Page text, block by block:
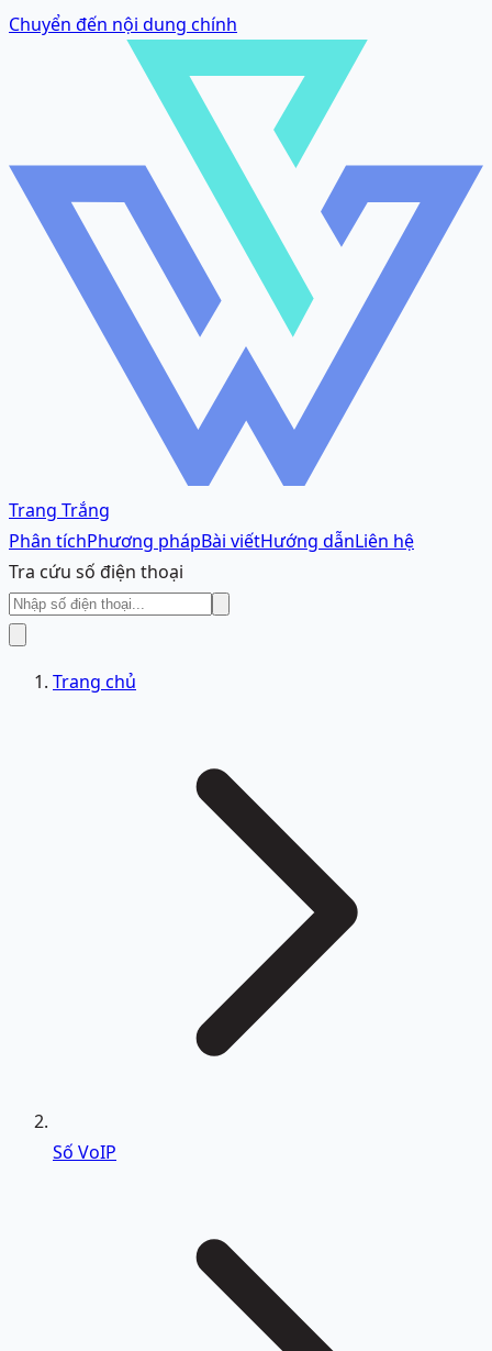
Chuyển đến nội dung chính
Trang Trắng
Phân tíchPhương phápBài viếtHướng dẫnLiên hệ
Tra cứu số điện thoại
Trang chủ
Số VoIP